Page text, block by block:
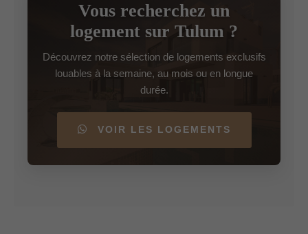
Vous recherchez un
logement sur Tulum ?
Découvrez notre sélection de logements exclusifs
louables à la semaine, au mois ou en longue
durée.
VOIR LES LOGEMENTS